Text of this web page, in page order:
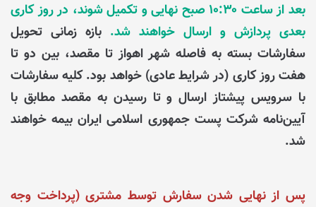
بعد از ساعت ۱۰:۳۰ صبح نهایی و تکمیل شوند، در روز کاری
بعدی پردازش و ارسال خواهند شد. بازه زمانی تحویل
سفارشات بسته به فاصله شهر اهواز تا مقصد، بین دو تا
هفت روز کاری (در شرایط عادی) خواهد بود. کلیه سفارشات
با سرویس پیشتاز ارسال و تا رسیدن به مقصد مطابق با
آیین‌نامه شرکت پست جمهوری اسلامی ایران بیمه خواهند
شد.
پس از نهایی شدن سفارش توسط مشتری (پرداخت وجه